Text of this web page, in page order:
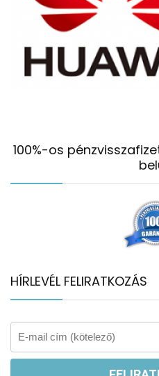
100%-os
HÍRLEVÉL FELIRATKOZÁS